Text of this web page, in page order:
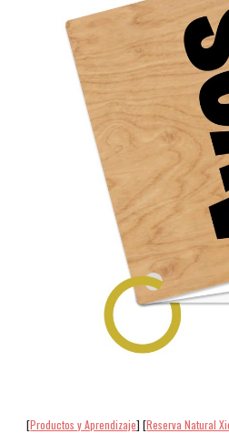
[Productos y Aprendizaje] [Reserva Natural